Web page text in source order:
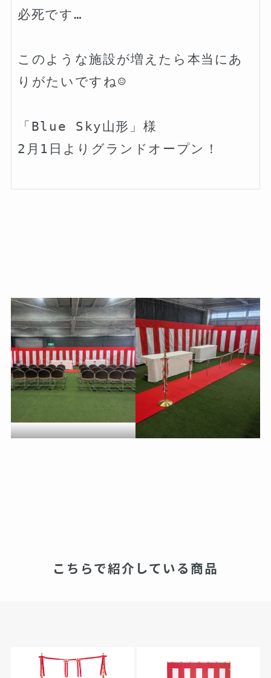
必死です…
このような施設が増えたら本当にあ
りがたいですね☺️
「Blue Sky山形」様
2月1日よりグランドオープン！
こちらで紹介している商品